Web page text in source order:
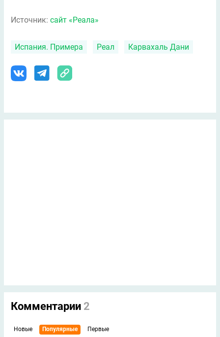
Источник: сайт «Реала»
Испания. Примера Реал Карвахаль Дани
Комментарии 2
Новые Популярные Первые